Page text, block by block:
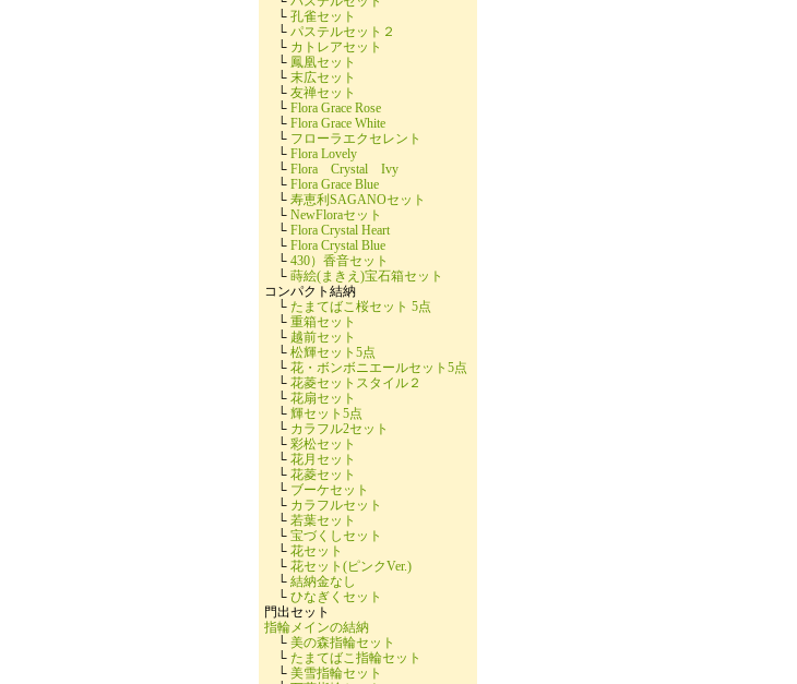
└ 孔雀セット
└ パステルセット２
└ カトレアセット
└ 鳳凰セット
└ 末広セット
└ 友禅セット
└ Flora Grace Rose
└ Flora Grace White
└ フローラエクセレント
└ Flora Lovely
└ Flora Crystal Ivy
└ Flora Grace Blue
└ 寿恵利SAGANOセット
└ NewFloraセット
└ Flora Crystal Heart
└ Flora Crystal Blue
└ 430）香音セット
└ 蒔絵(まきえ)宝石箱セット
コンパクト結納
└ たまてばこ桜セット 5点
└ 重箱セット
└ 越前セット
└ 松輝セット5点
└ 花・ボンボニエールセット5点
└ 花菱セットスタイル２
└ 花扇セット
└ 輝セット5点
└ カラフル2セット
└ 彩松セット
└ 花月セット
└ 花菱セット
└ ブーケセット
└ カラフルセット
└ 若葉セット
└ 宝づくしセット
└ 花セット
└ 花セット(ピンクVer.)
└ 結納金なし
└ ひなぎくセット
門出セット
指輪メインの結納
└ 美の森指輪セット
└ たまてばこ指輪セット
└ 美雪指輪セット